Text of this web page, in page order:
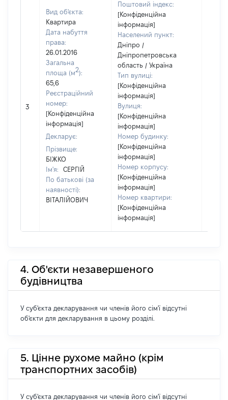
3
Вид об'єкта:
Квартира
Дата набуття
права:
26.01.2016
Загальна
площа (м2):
65,6
Реєстраційний
номер:
[Конфіденційна
інформація]
Декларує:
Прізвище:
БІЖКО
Ім'я:
СЕРГІЙ
По батькові (за
наявності):
ВІТАЛІЙОВИЧ
Поштовий індекс:
[Конфіденційна
інформація]
Населений пункт:
Дніпро /
Дніпропетровська
область / Україна
Тип вулиці:
[Конфіденційна
інформація]
Вулиця:
[Конфіденційна
інформація]
Номер будинку:
[Конфіденційна
інформація]
Номер корпусу:
[Конфіденційна
інформація]
Номер квартири:
[Конфіденційна
інформація]
4. Об'єкти незавершеного
будівництва
У суб'єкта декларування чи членів його сім'ї відсутні
об'єкти для декларування в цьому розділі.
5. Цінне рухоме майно (крім
транспортних засобів)
У суб'єкта декларування чи членів його сім'ї відсутні